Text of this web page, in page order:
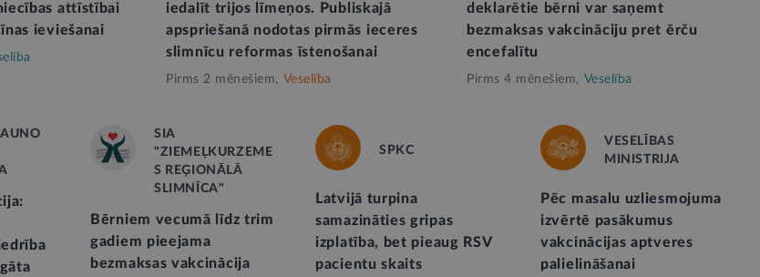
attīstībai
ieviešanai
iedalīt trijos līmeņos. Publiskajā
apspriešanā nodotas pirmās ieceres
slimnīcu reformas īstenošanai
Pirms 2 mēnešiem, Veselība
deklarētie bērni var saņemt
bezmaksas vakcināciju pret ērču
encefalītu
Pirms 4 mēnešiem, Veselība
SIA
"ZIEMEĻKURZEME
S REĢIONĀLĀ
SLIMNĪCA"
Bērniem vecumā līdz trim
gadiem pieejama
bezmaksas vakcinācija
SPKC
Latvijā turpina
samazināties gripas
izplatība, bet pieaug RSV
pacientu skaits
VESELĪBAS
MINISTRIJA
Pēc masalu uzliesmojuma
izvērtē pasākumus
vakcinācijas aptveres
palielināšanai